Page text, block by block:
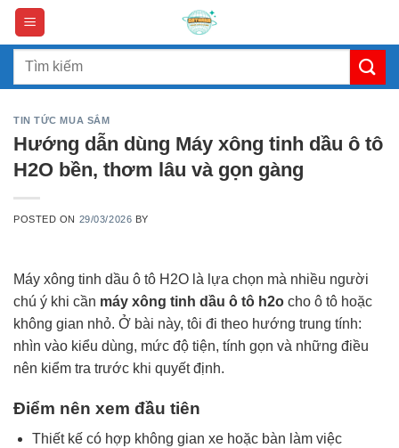
Skip
content
Search
TIN TỨC MUA SẮM
Hướng dẫn dùng Máy xông tinh dầu ô tô
H2O bền, thơm lâu và gọn gàng
POSTED ON 29/03/2026 BY
Máy xông tinh dầu ô tô H2O là lựa chọn mà nhiều người
chú ý khi cần máy xông tinh dầu ô tô h2o cho ô tô hoặc
không gian nhỏ. Ở bài này, tôi đi theo hướng trung tính:
nhìn vào kiểu dùng, mức độ tiện, tính gọn và những điều
nên kiểm tra trước khi quyết định.
Điểm nên xem đầu tiên
Thiết kế có hợp không gian xe hoặc bàn làm việc